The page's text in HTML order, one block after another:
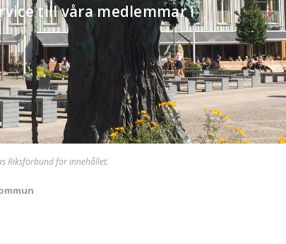
till våra medlemmar i
Riksförbund för innehållet.